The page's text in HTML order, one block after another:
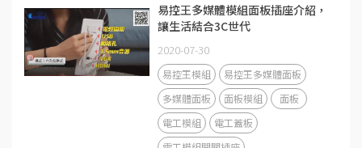
易控王多媒體模組面板插座介紹，
讓生活結合3C世代
2020-07-30
易控王模組
易控王多媒體面板
多媒體面板
面板模組
面板
電工模組
電工蓋板